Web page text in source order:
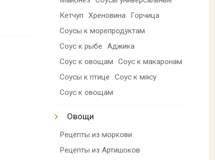
Кетчуп
Хреновина
Горчица
Соусы к морепродуктам
Соус к рыбе
Аджика
Соус к овощам
Соус к макаронам
Соусы к птице
Соус к мясу
Соус к овощам
Овощи
Рецепты из моркови
Рецепты из Артишоков